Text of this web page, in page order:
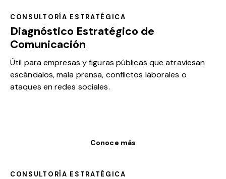
CONSULTORÍA ESTRATÉGICA
Diagnóstico Estratégico de
Comunicación
Útil para empresas y figuras públicas que atraviesan
escándalos, mala prensa, conflictos laborales o
ataques en redes sociales.
Conoce más
CONSULTORÍA ESTRATÉGICA